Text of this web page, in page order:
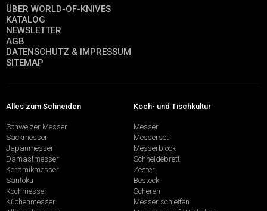
ÜBER WORLD-OF-KNIVES
KATALOG
NEWSLETTER
AGB
DATENSCHUTZ & IMPRESSUM
SITEMAP
Alles zum Schneiden
Schweizer Messer
Sackmesser
Japanmesser
Damastmesser
Keramikmesser
Santoku
Kochmesser
Küchenmesser
Koch- und Tischkultur
Messer
Messerset
Messerblock
Schneidebrett
Zester
Besteck
Scheren
Messer schleifen